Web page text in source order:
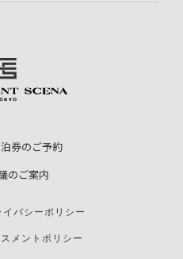
券のご予約
のご案内
イバシーポリシー
メントポリシー